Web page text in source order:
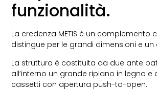
funzionalità.
La credenza METIS è un complemento
distingue per le grandi dimensioni e un
La struttura è costituita da due ante
all’interno un grande ripiano in legno e
cassetti con apertura push-to-open.